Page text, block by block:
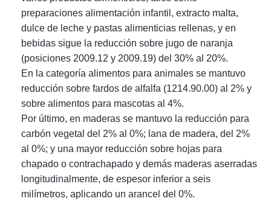
preparaciones alimentación infantil, extracto malta,
dulce de leche y pastas alimenticias rellenas, y en
bebidas sigue la reducción sobre jugo de naranja
(posiciones 2009.12 y 2009.19) del 30% al 20%.
En la categoría alimentos para animales se mantuvo
reducción sobre fardos de alfalfa (1214.90.00) al 2% y
sobre alimentos para mascotas al 4%.
Por último, en maderas se mantuvo la reducción para
carbón vegetal del 2% al 0%; lana de madera, del 2%
al 0%; y una mayor reducción sobre hojas para
chapado o contrachapado y demás maderas aserradas
longitudinalmente, de espesor inferior a seis
milímetros, aplicando un arancel del 0%.